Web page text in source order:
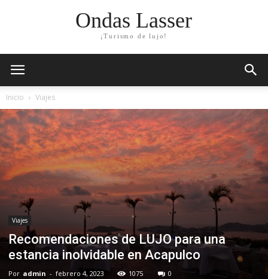
Ondas Lasser
¡Turismo de lujo!
Inicio Viajes
Viajes
Recomendaciones de LUJO para una
estancia inolvidable en Acapulco
Por admin - febrero 4, 2023 1075 0